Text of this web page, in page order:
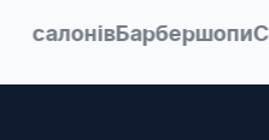
салонівБарбершопи